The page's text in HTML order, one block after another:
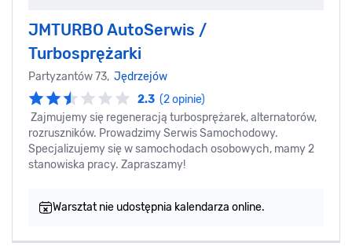
JMTURBO AutoSerwis /
Turbosprężarki
Partyzantów 73, Jędrzejów
2.3 (2 opinie)
Zajmujemy się regeneracją turbosprężarek, alternatorów,
rozruszników. Prowadzimy Serwis Samochodowy.
Specjalizujemy się w samochodach osobowych, mamy 2
stanowiska pracy. Zapraszamy!
Warsztat nie udostępnia kalendarza online.